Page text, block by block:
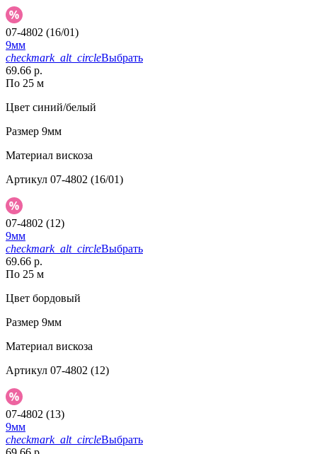
07-4802 (16/01)
9мм
checkmark_alt_circleВыбрать
69.66 р.
По 25 м
Цвет синий/белый
Размер 9мм
Материал вискоза
Артикул 07-4802 (16/01)
07-4802 (12)
9мм
checkmark_alt_circleВыбрать
69.66 р.
По 25 м
Цвет бордовый
Размер 9мм
Материал вискоза
Артикул 07-4802 (12)
07-4802 (13)
9мм
checkmark_alt_circleВыбрать